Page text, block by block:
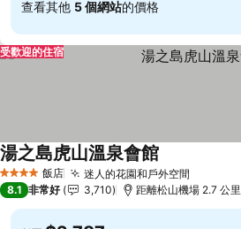
查看其他 5 個網站的價格
受歡迎的住宿
4 星級 飯店 迷人的花園和戶外空間
湯之島虎山溫泉會館
8.1 非常好 3,710 距離松山機場 2.7 公里